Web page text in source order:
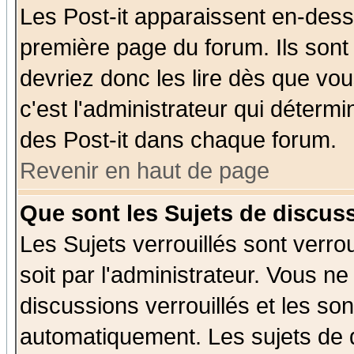
Les Post-it apparaissent en-
première page du forum. Ils
devriez donc les lire dès que
c'est l'administrateur qui
des Post-it dans chaque forum.
Revenir en haut de page
Que sont les Sujets de
Les Sujets verrouillés sont
soit par l'administrateur. Vous
discussions verrouillés et les
automatiquement. Les sujets